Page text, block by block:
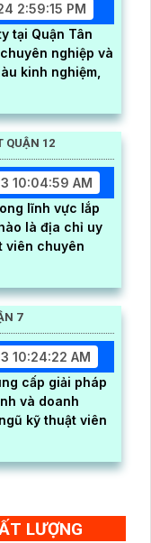
2:59:15 PM
tại Quận Tân
nghiệp và
QUẬN 12
10:04:59 AM
lĩnh vực lắp
là địa chỉ uy
7
10:24:22 AM
cấp giải pháp
và doanh
LƯỢNG